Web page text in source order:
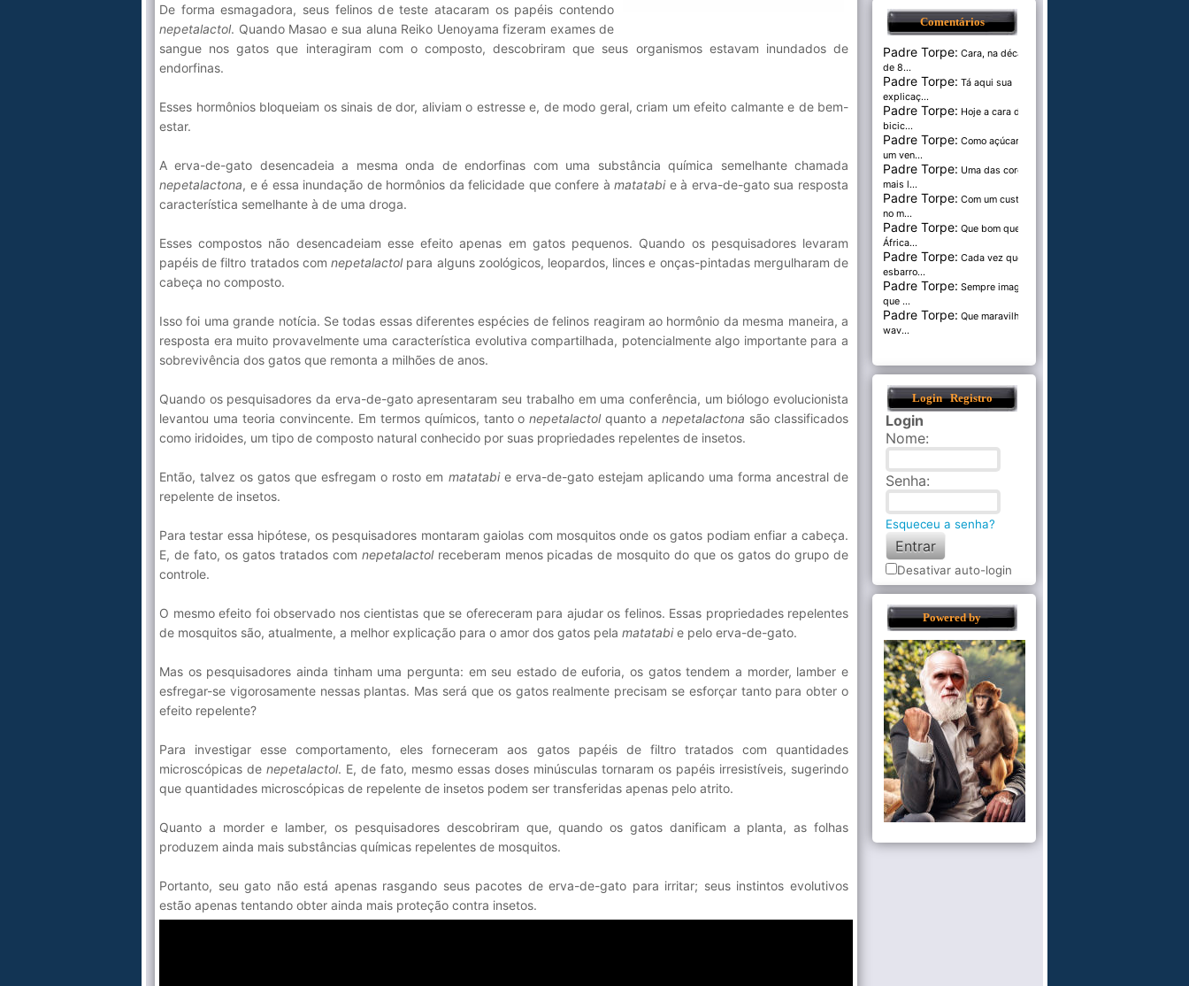
De forma esmagadora, seus felinos de teste atacaram os papéis contendo
nepetalactol. Quando Masao e sua aluna Reiko Uenoyama fizeram exames de
sangue nos gatos que interagiram com o composto, descobriram que seus organismos estavam inundados de
endorfinas.
Esses hormônios bloqueiam os sinais de dor, aliviam o estresse e, de modo geral, criam um efeito calmante e de bem-
estar.
A erva-de-gato desencadeia a mesma onda de endorfinas com uma substância química semelhante chamada
nepetalactona, e é essa inundação de hormônios da felicidade que confere àmatatabie à erva-de-gato sua resposta
característica semelhante à de uma droga.
Esses compostos não desencadeiam esse efeito apenas em gatos pequenos. Quando os pesquisadores levaram
papéis de filtro tratados comnepetalactolpara alguns zoológicos, leopardos, linces e onças-pintadas mergulharam de
cabeça no composto.
Isso foi uma grande notícia. Se todas essas diferentes espécies de felinos reagiram ao hormônio da mesma maneira, a
resposta era muito provavelmente uma característica evolutiva compartilhada, potencialmente algo importante para a
sobrevivência dos gatos que remonta a milhões de anos.
Quando os pesquisadores da erva-de-gato apresentaram seu trabalho em uma conferência, um biólogo evolucionista
levantou uma teoria convincente. Em termos químicos, tanto onepetalactolquanto anepetalactona são classificados
como iridoides, um tipo de composto natural conhecido por suas propriedades repelentes de insetos.
Então, talvez os gatos que esfregam o rosto em matatabie erva-de-gato estejam aplicando uma forma ancestral de
repelente de insetos.
Para testar essa hipótese, os pesquisadores montaram gaiolas com mosquitos onde os gatos podiam enfiar a cabeça.
E, de fato, os gatos tratados com nepetalactolreceberam menos picadas de mosquito do que os gatos do grupo de
controle.
O mesmo efeito foi observado nos cientistas que se ofereceram para ajudar os felinos. Essas propriedades repelentes
de mosquitos são, atualmente, a melhor explicação para o amor dos gatos pela matatabie pelo erva-de-gato.
Mas os pesquisadores ainda tinham uma pergunta: em seu estado de euforia, os gatos tendem a morder, lamber e
esfregar-se vigorosamente nessas plantas. Mas será que os gatos realmente precisam se esforçar tanto para obter o
efeito repelente?
Para investigar esse comportamento, eles forneceram aos gatos papéis de filtro tratados com quantidades
microscópicas de nepetalactol. E, de fato, mesmo essas doses minúsculas tornaram os papéis irresistíveis, sugerindo
que quantidades microscópicas de repelente de insetos podem ser transferidas apenas pelo atrito.
Quanto a morder e lamber, os pesquisadores descobriram que, quando os gatos danificam a planta, as folhas
produzem ainda mais substâncias químicas repelentes de mosquitos.
Portanto, seu gato não está apenas rasgando seus pacotes de erva-de-gato para irritar; seus instintos evolutivos
estão apenas tentando obter ainda mais proteção contra insetos.
Comentários
Padre Torpe: Cara, na década
de 8...
Padre Torpe: Tá aqui sua
explicaç...
Padre Torpe: Hoje a cara de
bicic...
Padre Torpe: Como açúcar é
um ven...
Padre Torpe: Uma das cores
mais l...
Padre Torpe: Com um custo de
no m...
Padre Torpe: Que bom que a
África...
Padre Torpe: Cada vez que
esbarro...
Padre Torpe: Sempre imaginei
que ...
Padre Torpe: Que maravilha de
wav...
Login Registro
Login
Nome:
Senha:
Esqueceu a senha?
Desativar auto-login
Powered by